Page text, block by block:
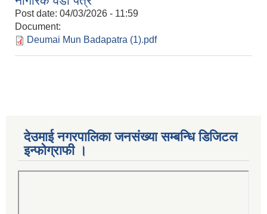
Post date: 04/03/2026 - 11:59
Document:
Deumai Mun Badapatra (1).pdf
देउमाई नगरपालिका जनसंख्या सम्बन्धि डिजिटल
इन्फोग्राफी ।